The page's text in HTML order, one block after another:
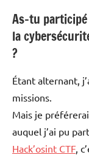
As-tu
la
?
Étant alternant,
missions.
Mais je
auquel j’ai pu
Hack’osint CTF ,